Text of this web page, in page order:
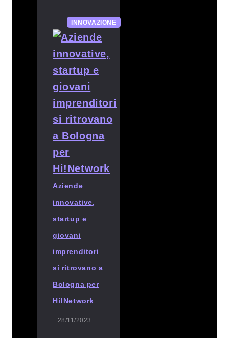
INNOVAZIONE
Aziende
innovative,
startup e
giovani
imprenditori
si ritrovano a
Bologna per
Hi!Network
28/11/2023